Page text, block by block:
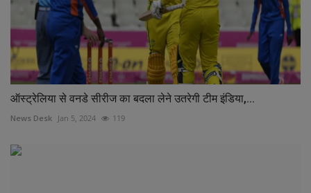
ऑस्ट्रेलिया से वनडे सीरीज का बदला लेने उतरेगी टीम इंडिया,...
News Desk Jan 5, 2024 119